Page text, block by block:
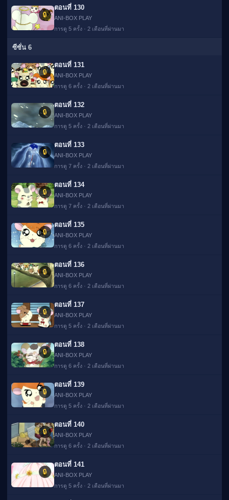
🔒
ตอนที่ 130
ANI-BOX PLAY
การดู 5 ครั้ง · 2 เดือนที่ผ่านมา
ซีซั่น 6
🔒
ตอนที่ 131
ANI-BOX PLAY
การดู 6 ครั้ง · 2 เดือนที่ผ่านมา
🔒
ตอนที่ 132
ANI-BOX PLAY
การดู 5 ครั้ง · 2 เดือนที่ผ่านมา
🔒
ตอนที่ 133
ANI-BOX PLAY
การดู 7 ครั้ง · 2 เดือนที่ผ่านมา
🔒
ตอนที่ 134
ANI-BOX PLAY
การดู 7 ครั้ง · 2 เดือนที่ผ่านมา
🔒
ตอนที่ 135
ANI-BOX PLAY
การดู 6 ครั้ง · 2 เดือนที่ผ่านมา
🔒
ตอนที่ 136
ANI-BOX PLAY
การดู 6 ครั้ง · 2 เดือนที่ผ่านมา
🔒
ตอนที่ 137
ANI-BOX PLAY
การดู 5 ครั้ง · 2 เดือนที่ผ่านมา
🔒
ตอนที่ 138
ANI-BOX PLAY
การดู 6 ครั้ง · 2 เดือนที่ผ่านมา
🔒
ตอนที่ 139
ANI-BOX PLAY
การดู 5 ครั้ง · 2 เดือนที่ผ่านมา
🔒
ตอนที่ 140
ANI-BOX PLAY
การดู 6 ครั้ง · 2 เดือนที่ผ่านมา
🔒
ตอนที่ 141
ANI-BOX PLAY
การดู 5 ครั้ง · 2 เดือนที่ผ่านมา